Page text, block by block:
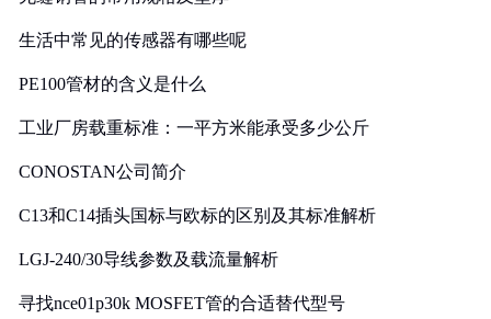
生活中常见的传感器有哪些呢
PE100管材的含义是什么
工业厂房载重标准：一平方米能承受多少公斤
CONOSTAN公司简介
C13和C14插头国标与欧标的区别及其标准解析
LGJ-240/30导线参数及载流量解析
寻找nce01p30k MOSFET管的合适替代型号